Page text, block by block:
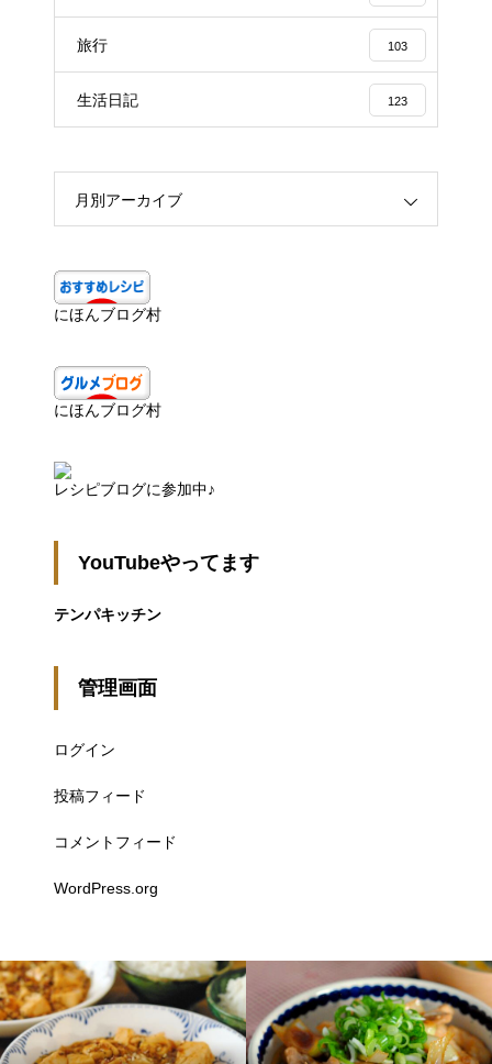
旅行 103
生活日記 123
月別アーカイブ
にほんブログ村
にほんブログ村
レシピブログに参加中♪
YouTubeやってます
テンパキッチン
管理画面
ログイン
投稿フィード
コメントフィード
WordPress.org